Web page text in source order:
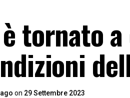
tornato
on 29 Settembre 2023